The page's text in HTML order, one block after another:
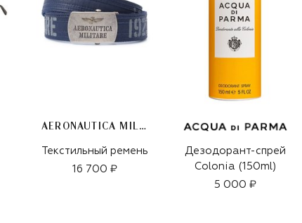
AERONAUTICA MILITARE
Текстильный ремень
16 700 ₽
Дезодорант-спрей
Colonia (150ml)
5 000 ₽